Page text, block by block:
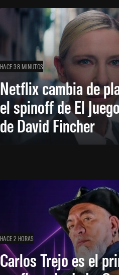
HACE 38 MINUTOS
Netflix cambia de
el spinoff de El
de David Fincher
HACE 2 HORAS
Carlos Trejo es el